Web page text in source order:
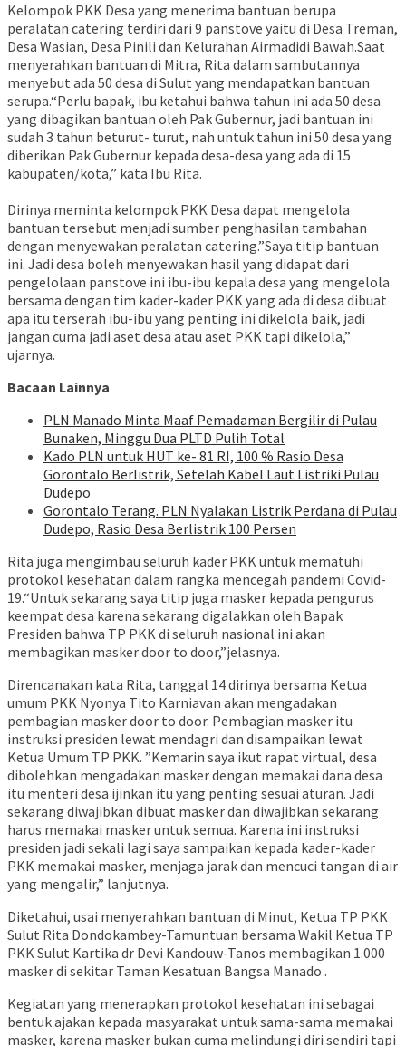
Kelompok PKK Desa yang menerima bantuan berupa
peralatan catering terdiri dari 9 panstove yaitu di Desa Treman,
Desa Wasian, Desa Pinili dan Kelurahan Airmadidi Bawah.Saat
menyerahkan bantuan di Mitra, Rita dalam sambutannya
menyebut ada 50 desa di Sulut yang mendapatkan bantuan
serupa.“Perlu bapak, ibu ketahui bahwa tahun ini ada 50 desa
yang dibagikan bantuan oleh Pak Gubernur, jadi bantuan ini
sudah 3 tahun beturut- turut, nah untuk tahun ini 50 desa yang
diberikan Pak Gubernur kepada desa-desa yang ada di 15
kabupaten/kota,” kata Ibu Rita.
Dirinya meminta kelompok PKK Desa dapat mengelola
bantuan tersebut menjadi sumber penghasilan tambahan
dengan menyewakan peralatan catering.”Saya titip bantuan
ini. Jadi desa boleh menyewakan hasil yang didapat dari
pengelolaan panstove ini ibu-ibu kepala desa yang mengelola
bersama dengan tim kader-kader PKK yang ada di desa dibuat
apa itu terserah ibu-ibu yang penting ini dikelola baik, jadi
jangan cuma jadi aset desa atau aset PKK tapi dikelola,”
ujarnya.
Bacaan Lainnya
PLN Manado Minta Maaf Pemadaman Bergilir di Pulau
Bunaken, Minggu Dua PLTD Pulih Total
Kado PLN untuk HUT ke- 81 RI, 100 % Rasio Desa
Gorontalo Berlistrik, Setelah Kabel Laut Listriki Pulau
Dudepo
Gorontalo Terang. PLN Nyalakan Listrik Perdana di Pulau
Dudepo, Rasio Desa Berlistrik 100 Persen
Rita juga mengimbau seluruh kader PKK untuk mematuhi
protokol kesehatan dalam rangka mencegah pandemi Covid-
19.“Untuk sekarang saya titip juga masker kepada pengurus
keempat desa karena sekarang digalakkan oleh Bapak
Presiden bahwa TP PKK di seluruh nasional ini akan
membagikan masker door to door,”jelasnya.
Direncanakan kata Rita, tanggal 14 dirinya bersama Ketua
umum PKK Nyonya Tito Karniavan akan mengadakan
pembagian masker door to door. Pembagian masker itu
instruksi presiden lewat mendagri dan disampaikan lewat
Ketua Umum TP PKK. ”Kemarin saya ikut rapat virtual, desa
dibolehkan mengadakan masker dengan memakai dana desa
itu menteri desa ijinkan itu yang penting sesuai aturan. Jadi
sekarang diwajibkan dibuat masker dan diwajibkan sekarang
harus memakai masker untuk semua. Karena ini instruksi
presiden jadi sekali lagi saya sampaikan kepada kader-kader
PKK memakai masker, menjaga jarak dan mencuci tangan di air
yang mengalir,” lanjutnya.
Diketahui, usai menyerahkan bantuan di Minut, Ketua TP PKK
Sulut Rita Dondokambey-Tamuntuan bersama Wakil Ketua TP
PKK Sulut Kartika dr Devi Kandouw-Tanos membagikan 1.000
masker di sekitar Taman Kesatuan Bangsa Manado .
Kegiatan yang menerapkan protokol kesehatan ini sebagai
bentuk ajakan kepada masyarakat untuk sama-sama memakai
masker, karena masker bukan cuma melindungi diri sendiri tapi